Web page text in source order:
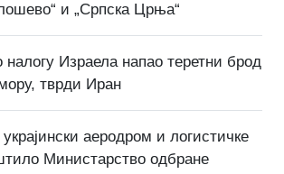
и „Српска Црња“
налогу Израела напао теретни брод
тврди Иран
украјински аеродром и логистичке
Министарство одбране